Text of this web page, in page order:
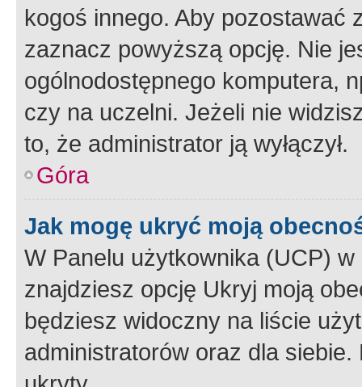
kogoś innego. Aby pozostawać
zaznacz powyższą opcję. Nie
ogólnodostępnego komputera,
czy na uczelni. Jeżeli nie
to, że administrator ją wyłączył.
Góra
Jak mogę ukryć moją
W Panelu użytkownika (UCP) w
znajdziesz opcję Ukryj moją
będziesz widoczny na liście
administratorów oraz dla